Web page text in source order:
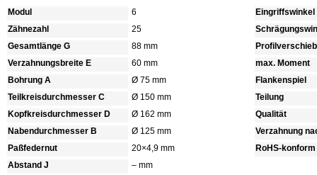
Modul
6
Zähnezahl
25
Gesamtlänge G
88 mm
Verzahnungsbreite E
60 mm
Bohrung A
Ø 75 mm
Teilkreisdurchmesser C
Ø 150 mm
Kopfkreisdurchmesser D
Ø 162 mm
Nabendurchmesser B
Ø 125 mm
Paßfedernut
20×4,9 mm
Abstand J
– mm
Eingriffswinkel
max. Moment
Flankenspiel
Teilung
Qualität
Verzahnung
RoHS-konform